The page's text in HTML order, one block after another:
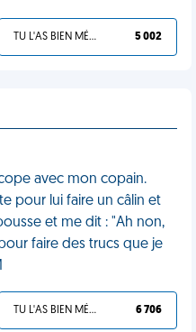
TU L'AS BIEN MÉRITÉ 5 002
avec mon copain.
pour lui faire un câlin et
et me dit : "Ah non,
faire des trucs que je
TU L'AS BIEN MÉRITÉ 6 706